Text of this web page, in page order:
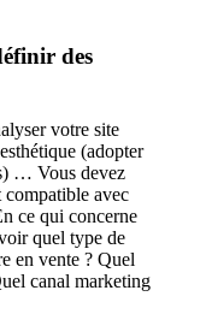
des
votre site
(adopter
… Vous devez
avec
ce qui concerne
quel type de
en vente ? Quel
canal marketing